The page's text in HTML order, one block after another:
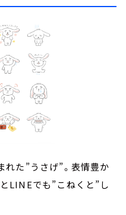
れた”うさげ”。表情豊か
LINEでも”こねくと”し